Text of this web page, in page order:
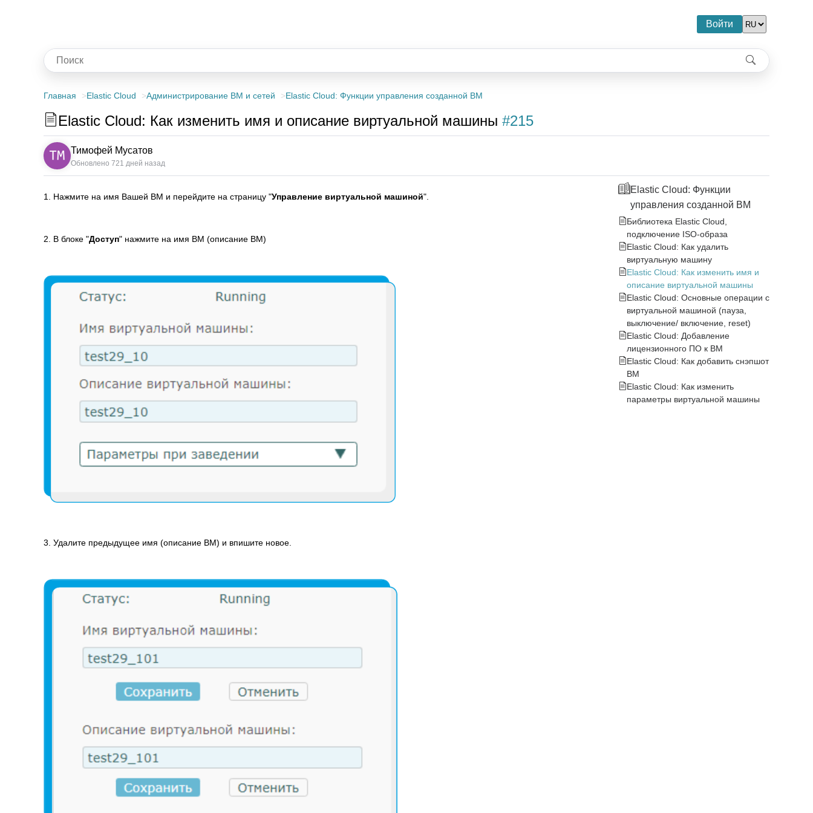
Войти
Главная Elastic Cloud Администрирование ВМ и сетей Elastic Cloud: Функции управления созданной ВМ
Elastic Cloud: Как изменить имя и описание виртуальной машины #215
Тимофей Мусатов
Обновлено 721 дней назад
1. Нажмите на имя Вашей ВМ и перейдите на страницу "Управление виртуальной машиной".
2. В блоке "Доступ" нажмите на имя ВМ (описание ВМ)
3. Удалите предыдущее имя (описание ВМ) и впишите новое.
Elastic Cloud: Функции
управления созданной ВМ
Библиотека Elastic Cloud,
подключение ISO-образа
Elastic Cloud: Как удалить
виртуальную машину
Elastic Cloud: Как изменить имя и
описание виртуальной машины
Elastic Cloud: Основные операции с
виртуальной машиной (пауза,
выключение/ включение, reset)
Elastic Cloud: Добавление
лицензионного ПО к ВМ
Elastic Cloud: Как добавить снэпшот
ВМ
Elastic Cloud: Как изменить
параметры виртуальной машины